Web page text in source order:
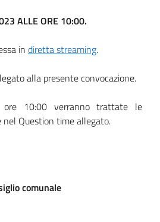
ALLE ORE 10:00.
in diretta streaming.
alla presente convocazione.
10:00 verranno trattate le
Question time allegato.
comunale